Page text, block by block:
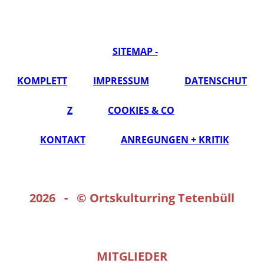
SITEMAP -
KOMPLETT IMPRESSUM DATENSCHUT
Z COOKIES & CO
KONTAKT ANREGUNGEN + KRITIK
2026 - © Ortskulturring Tetenbüll
MITGLIEDER